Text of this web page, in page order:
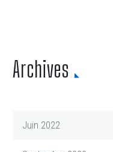
Archives
Juin 2022